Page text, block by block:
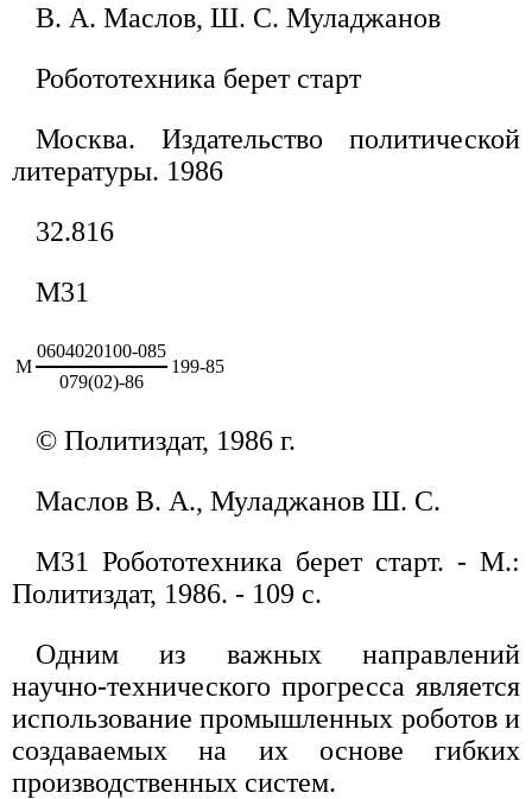
В. А. Маслов, Ш. С. Муладжанов
Робототехника берет старт
Москва. Издательство политической
литературы. 1986
32.816
M31
М
0604020100-085
199-85
079(02)-86
© Политиздат, 1986 г.
Маслов В. А., Муладжанов Ш. С.
М31 Робототехника берет старт. - М.:
Политиздат, 1986. - 109 с.
Одним из важных направлений
научно-технического прогресса является
использование промышленных роботов и
создаваемых на их основе гибких
производственных систем.